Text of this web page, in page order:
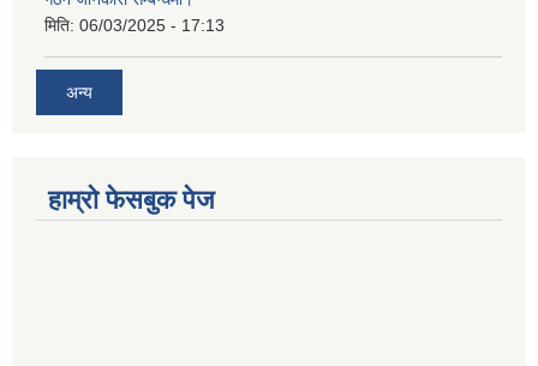
मिति: 06/03/2025 - 17:13
अन्य
हाम्राे फेसबुक पेज